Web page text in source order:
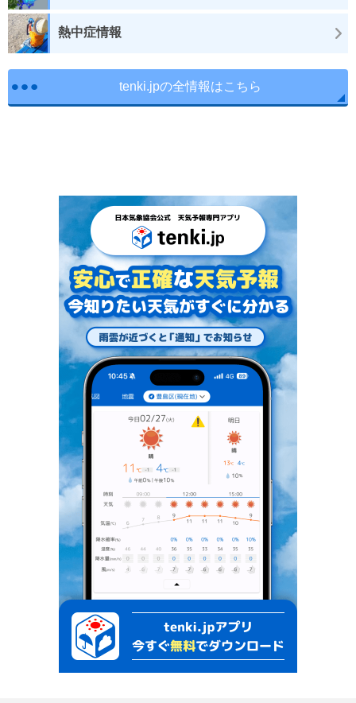
熱中症情報
tenki.jpの全情報はこちら